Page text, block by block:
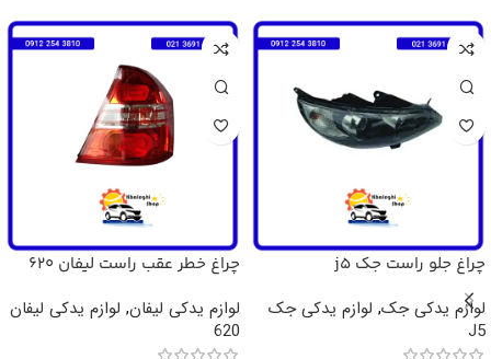
چراغ جلو راست جک j5
لوازم یدکی جک, لوازم یدکی جک
J5
چراغ خطر عقب راست لیفان 620
لوازم یدکی لیفان, لوازم یدکی لیفان
620